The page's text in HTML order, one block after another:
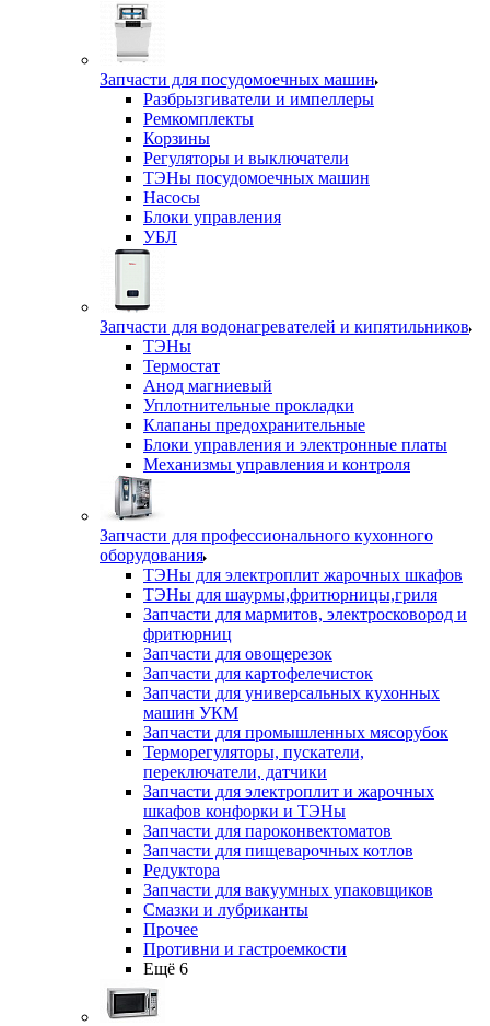
Запчасти для посудомоечных машин
Разбрызгиватели и импеллеры
Ремкомплекты
Корзины
Регуляторы и выключатели
ТЭНы посудомоечных машин
Насосы
Блоки управления
УБЛ
Запчасти для водонагревателей и кипятильников
ТЭНы
Термостат
Анод магниевый
Уплотнительные прокладки
Клапаны предохранительные
Блоки управления и электронные платы
Механизмы управления и контроля
Запчасти для профессионального кухонного
оборудования
ТЭНы для электроплит жарочных шкафов
ТЭНы для шаурмы,фритюрницы,гриля
Запчасти для мармитов, электросковород и
фритюрниц
Запчасти для овощерезок
Запчасти для картофелечисток
Запчасти для универсальных кухонных
машин УКМ
Запчасти для промышленных мясорубок
Терморегуляторы, пускатели,
переключатели, датчики
Запчасти для электроплит и жарочных
шкафов конфорки и ТЭНы
Запчасти для пароконвектоматов
Запчасти для пищеварочных котлов
Редуктора
Запчасти для вакуумных упаковщиков
Смазки и лубриканты
Прочее
Противни и гастроемкости
Ещё 6